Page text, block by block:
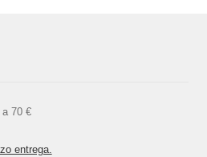
70 €
entrega.